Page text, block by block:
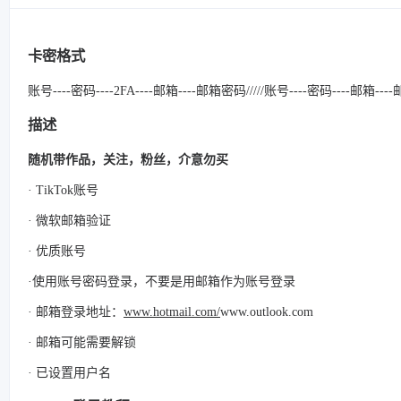
卡密格式
账号----密码----2FA----邮箱----邮箱密码/////账号----密码----邮箱----
描述
随机带作品，关注，粉丝，介意勿买
· TikTok账号
· 微软邮箱验证
· 优质账号
·使用账号密码登录，不要是用邮箱作为账号登录
· 邮箱登录地址： www.hotmail.com/www.outlook.com
· 邮箱可能需要解锁
· 已设置用户名